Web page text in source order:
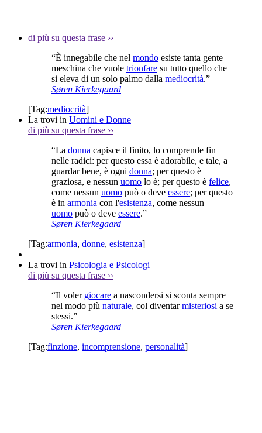
di più su questa frase ››
“È innegabile che nel mondo esiste tanta gente
meschina che vuole trionfare su tutto quello che
si eleva di un solo palmo dalla mediocrità.”
Søren Kierkegaard
[Tag:mediocrità]
La trovi in Uomini e Donne
di più su questa frase ››
“La donna capisce il finito, lo comprende fin
nelle radici: per questo essa è adorabile, e tale, a
guardar bene, è ogni donna; per questo è
graziosa, e nessun uomo lo è; per questo è felice,
come nessun uomo può o deve essere; per questo
è in armonia con l'esistenza, come nessun
uomo può o deve essere.”
Søren Kierkegaard
[Tag:armonia, donne, esistenza]
La trovi in Psicologia e Psicologi
di più su questa frase ››
“Il voler giocare a nascondersi si sconta sempre
nel modo più naturale, col diventarmisteriosi a se
stessi.”
Søren Kierkegaard
[Tag:finzione, incomprensione, personalità]